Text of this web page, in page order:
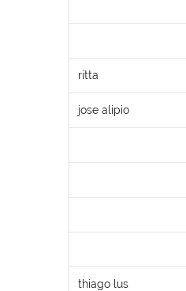
ritta
jose alipio
thiago lus